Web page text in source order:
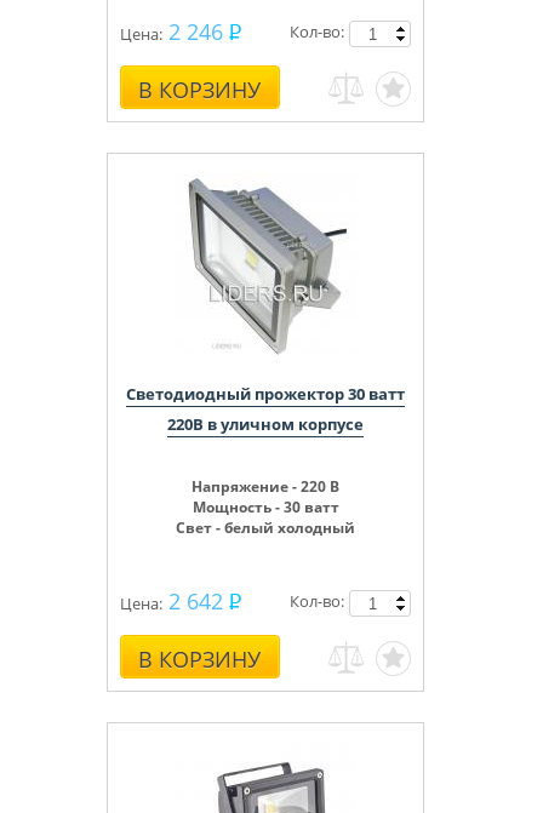
Цена: 2 246
В КОРЗИНУ
Кол-во:
Светодиодный прожектор 30 ватт
220В в уличном корпусе
Напряжение - 220 В
Мощность - 30 ватт
Свет - белый холодный
Цена: 2 642
В КОРЗИНУ
Кол-во: